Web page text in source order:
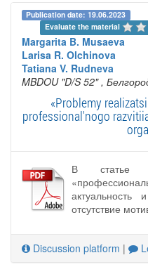
Publication date: 19.06.2023
Evaluate the material
Margarita B. Musaeva
Larisa R. Olchinova
Tatiana V. Rudneva
MBDOU "D/S 52" ,
«Problemy
professional'nogo
В статье
отсутствие
Discussion platform |